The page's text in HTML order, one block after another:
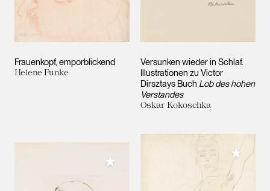
Frauenkopf, emporblickend
Helene Funke
Versunken wieder in Schlaf.
Illustrationen zu Victor
Dirsztays Buch Lob des hohen
Verstandes
Oskar Kokoschka
Meiner Sammlung hinzufügen
Meiner